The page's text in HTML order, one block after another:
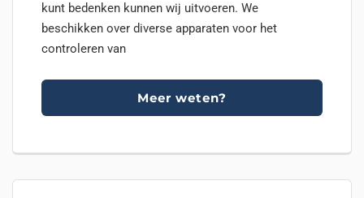
kunt bedenken kunnen wij uitvoeren. We
beschikken over diverse apparaten voor het
controleren van
Meer weten?